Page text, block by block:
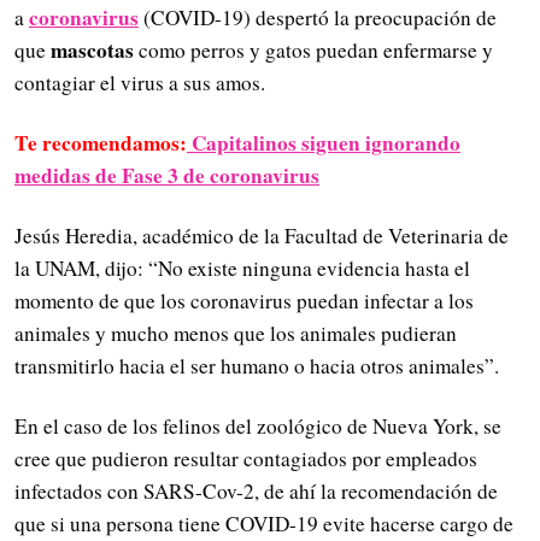
acoronavirus(COVID-19) despertó la preocupación de
quemascotascomo perros y gatos puedan enfermarse y
contagiar el virus a sus amos.
Te recomendamos: Capitalinos siguen ignorando
medidas de Fase 3 de coronavirus
Jesús Heredia, académico de la Facultad de Veterinaria de
la UNAM, dijo: “No existe ninguna evidencia hasta el
momento de que los coronavirus puedan infectar a los
animales y mucho menos que los animales pudieran
transmitirlo hacia el ser humano o hacia otros animales”.
En el caso de los felinos del zoológico de Nueva York, se
cree que pudieron resultar contagiados por empleados
infectados con SARS-Cov-2, de ahí la recomendación de
que si una persona tiene COVID-19 evite hacerse cargo de